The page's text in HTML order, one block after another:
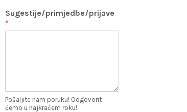
Sugestije/primjedbe/prijave
*
Pošaljite nam poruku! Odgovorit
ćemo u najkraćem roku!